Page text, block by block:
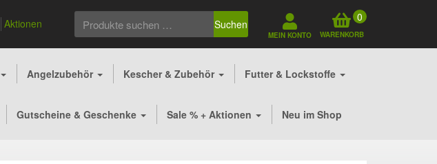
Aktionen
nach:
Suchen
MEIN KONTO
0
WARENKORB
Angelzubehör Kescher & Zubehör Futter & Lockstoffe
Gutscheine & Geschenke Sale % + Aktionen Neu im Shop